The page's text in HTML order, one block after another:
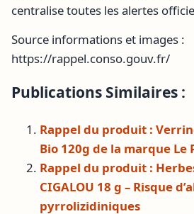
centralise toutes les alertes
Source informations et images :
https://rappel.conso.gouv.fr/
Publications Similaires :
Rappel du produit :
Bio 120g de la marque Le
Rappel du produit :
CIGALOU 18 g – Risque
pyrrolizidiniques